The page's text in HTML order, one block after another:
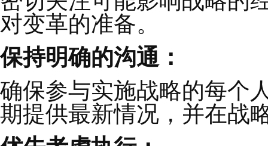
为。每个人都必须要
标和结果是什么。
从高层的清晰共识，
们才有可能预见到这